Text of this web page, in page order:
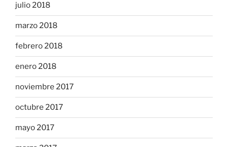
julio 2018
marzo 2018
febrero 2018
enero 2018
noviembre 2017
octubre 2017
mayo 2017